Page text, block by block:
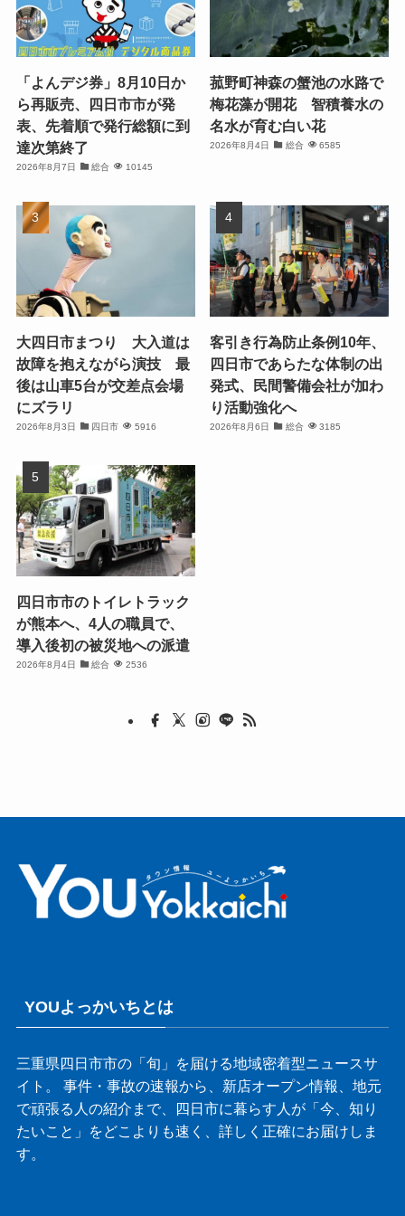
「よんデジ券」8月10日か
ら再販売、四日市市が発
表、先着順で発行総額に到
達次第終了
2026年8月7日 総合 10145
菰野町神森の蟹池の水路で
梅花藻が開花 智積養水の
名水が育む白い花
2026年8月4日 総合 6585
大四日市まつり 大入道は
故障を抱えながら演技 最
後は山車5台が交差点会場
にズラリ
2026年8月3日 四日市 5916
客引き行為防止条例10年、
四日市であらたな体制の出
発式、民間警備会社が加わ
り活動強化へ
2026年8月6日 総合 3185
四日市市のトイレトラック
が熊本へ、4人の職員で、
導入後初の被災地への派遣
2026年8月4日 総合 2536
YOUよっかいちとは
三重県四日市市の「旬」を届ける地域密着型ニュースサ
イト。 事件・事故の速報から、新店オープン情報、地元
で頑張る人の紹介まで、四日市に暮らす人が「今、知り
たいこと」をどこよりも速く、詳しく正確にお届けしま
す。